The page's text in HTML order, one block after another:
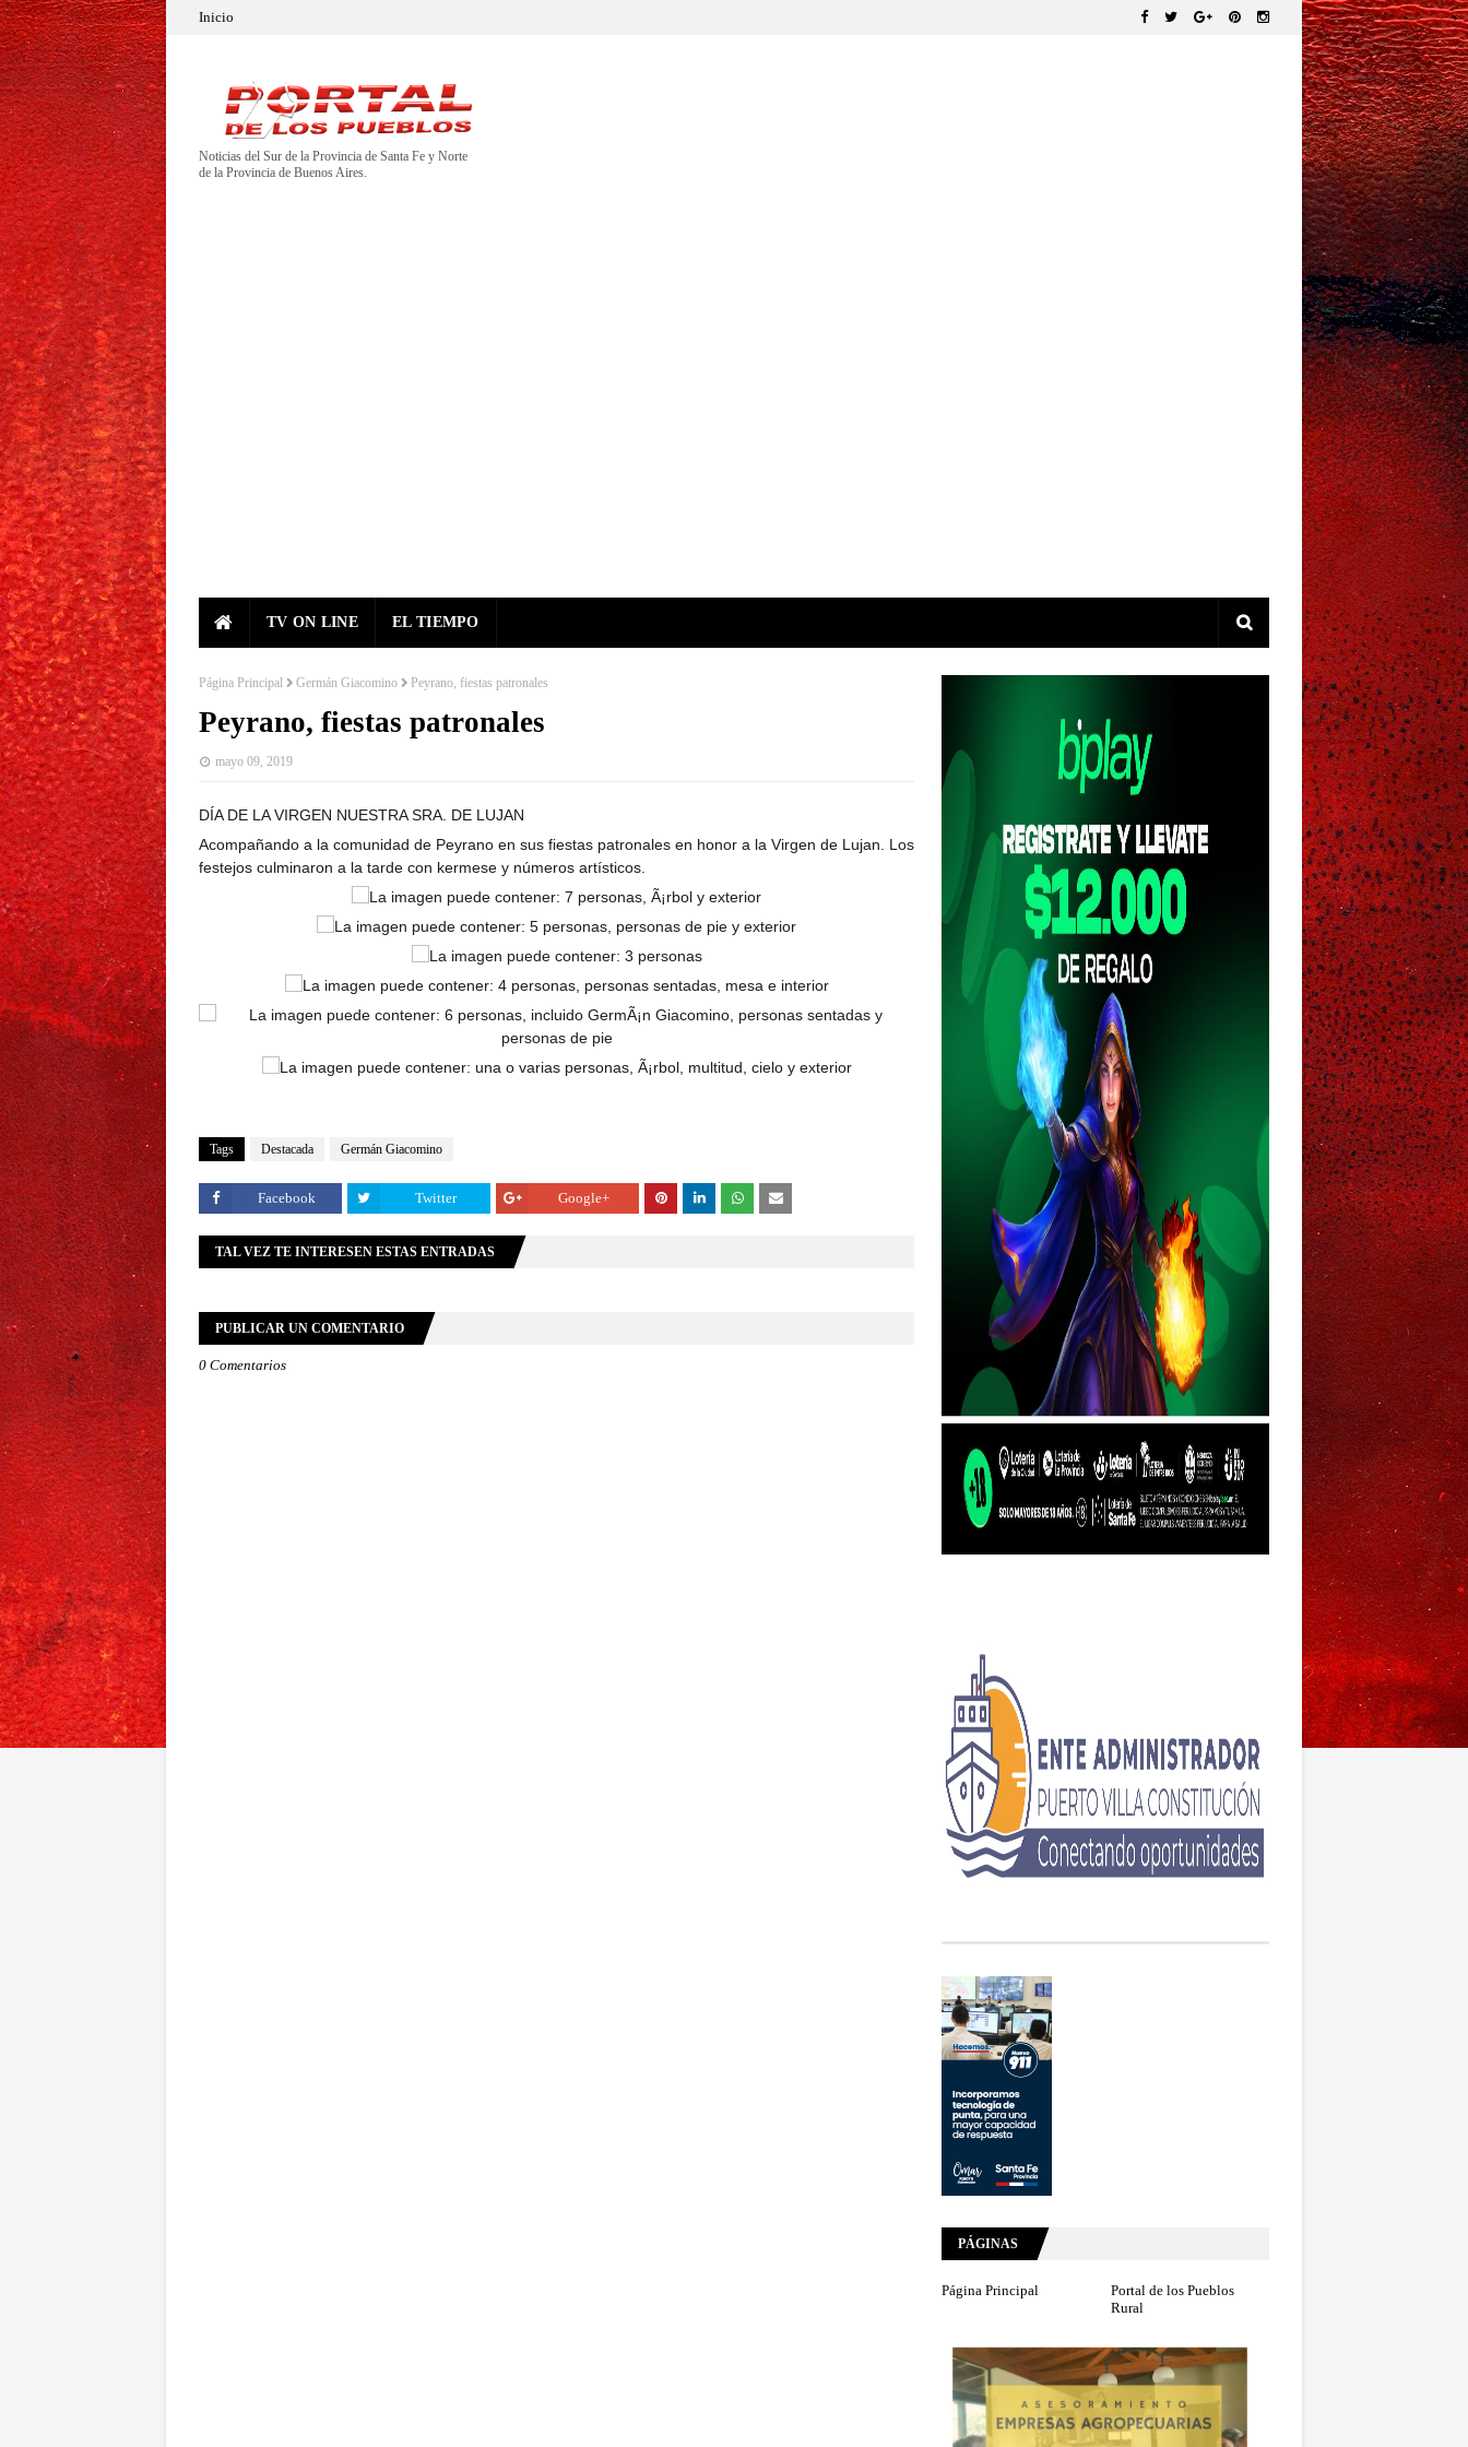
Inicio
Noticias del Sur de la Provincia de Santa Fe y Norte
de la Provincia de Buenos Aires.
TV ON LINE EL TIEMPO
Página Principal Germán Giacomino Peyrano, fiestas patronales
Peyrano, fiestas patronales
mayo 09, 2019
DÍA DE LA VIRGEN NUESTRA SRA. DE LUJAN
Acompañando a la comunidad de Peyrano en sus fiestas patronales en honor a la Virgen de Lujan. Los
festejos culminaron a la tarde con kermese y números artísticos.
Tags Destacada Germán Giacomino
Facebook Twitter Google+
TAL VEZ TE INTERESEN ESTAS ENTRADAS
PUBLICAR UN COMENTARIO
0 Comentarios
PÁGINAS
Página Principal
Portal de los Pueblos
Rural